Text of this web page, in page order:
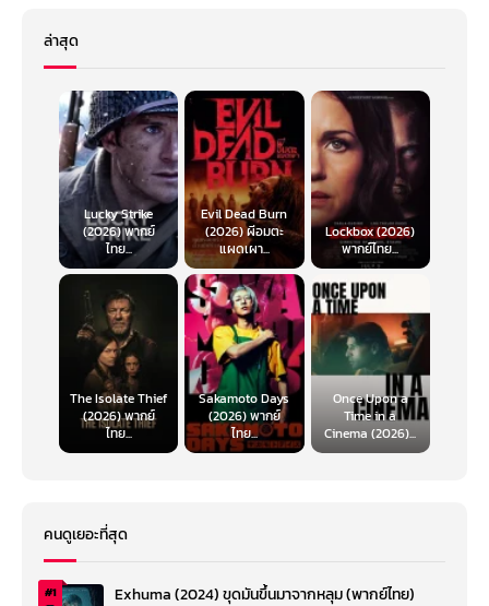
ล่าสุด
Lucky Strike
(2026) พากย์
ไทย...
Evil Dead Burn
(2026) ผีอมตะ
แผดเผา...
Lockbox (2026)
พากย์ไทย...
The Isolate Thief
(2026) พากย์
ไทย...
Sakamoto Days
(2026) พากย์
ไทย...
Once Upon a
Time in a
Cinema (2026)...
คนดูเยอะที่สุด
#1 Exhuma (2024) ขุดมันขึ้นมาจากหลุม (พากย์ไทย)